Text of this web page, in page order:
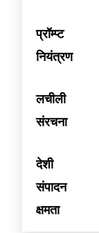
प्रॉम्प्ट
नियंत्रण
लचीली
संरचना
देशी
संपादन
क्षमता